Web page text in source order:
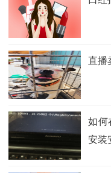
直播
如何
安装